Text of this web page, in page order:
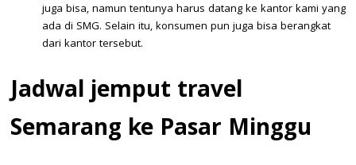
juga bisa, namun tentunya harus datang ke kantor kami yang
ada di SMG. Selain itu, konsumen pun juga bisa berangkat
dari kantor tersebut.
Jadwal jemput travel
Semarang ke Pasar Minggu